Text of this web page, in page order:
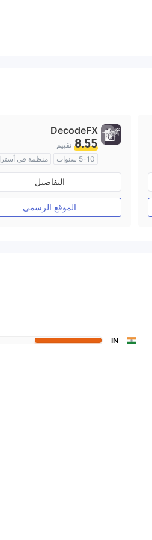
DecodeFX
8.55 تقييم
5-10 سنوات
منظمة في
صناعة السوق (MM)
رخصة كاملة ميتاتريدر ٤
التفاصيل
الموقع الرسمي
IN